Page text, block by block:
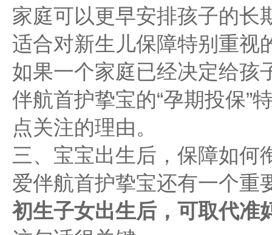
家庭可以更早安排孩子的长
适合对新生儿保障特别重视
如果一个家庭已经决定给孩
伴航首护挚宝的“孕期投保”
点关注的理由。
三、宝宝出生后，保障如何
爱伴航首护挚宝还有一个重
初生子女出生后，可取代准